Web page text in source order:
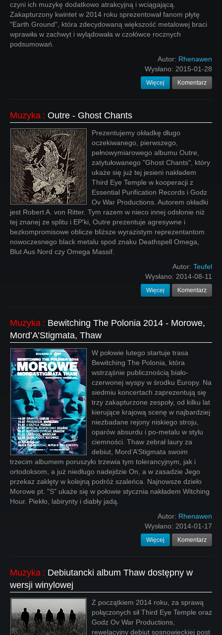
czyni ich muzykę dodatkowo atrakcyjną i wciągającą.
Zakapturzony kwintet w 2014 roku sprezentował fanom płytę
"Earth Ground", która zdecydowaną większość metalowej braci
wprawiła w zachwyt i wylądowała w czołówce rocznych
podsumowań.
Autor: Rhenawen
Wysłano: 2015-01-28
Więcej Komentarz
Muzyka : Outre - Ghost Chants
Prezentujemy okładkę długo
oczekiwanego, pierwszego,
pełnowymiarowego albumu Outre,
zatytułowanego "Ghost Chants", który
ukaże się już tej jesieni nakładem
Third Eye Temple w kooperacji z
Essential Purification Records i Godz
Ov War Productions. Autorem okładki
jest Robert A. von Ritter. Tym razem w nieco innej odsłonie niż
tej znanej ze splitu i EP'ki, Outre prezentuje agresywne i
bezkompromisowe oblicze bliższe wyrazistym reprezentantom
nowoczesnego black metalu spod znaku Deathspell Omega,
Blut Aus Nord czy Omega Massif.
Autor: Teufel
Wysłano: 2014-08-11
Więcej Komentarz
Muzyka : Bewitching The Polonia 2014 - Morowe,
Mord’A’Stigmata, Thaw
W połowie lutego startuje trasa
Bewitching The Polonia, która
wstrząśnie publicznością biało-
czerwonej wyspy w środku Europy. Na
siedmiu koncertach zaprezentują się
trzy zakapturzone zespoły, od kilku lat
kierujące krajową scenę w najbardziej
niezbadane rejony niskiego stroju,
oparów absurdu i po-metalu w stylu
ciemności. Thaw zebrał laury za
debiut, Mord’A’Stigmata swoim
trzecim albumem poruszyło trzewia tym tolerancyjnym, jak i
ortodoksom, a już niedługo nadejdzie On, a w zasadzie Jego
przekaz zaklęty w kolejną podróż szaleńca. Najnowsze dzieło
Morowe pt. "S" ukaże się w połowie stycznia nakładem Witching
Hour. Piekło, labirynty i diabły jadą.
Autor: Rhenawen
Wysłano: 2014-01-17
Więcej Komentarz
Muzyka : Debiutancki album Thaw dostępny w
wersji winylowej
Z początkiem 2014 roku, za sprawą
połączonych sił Third Eye Temple oraz
Godz Ov War Productions,
rewelacyjny debiut sosnowieckiej post